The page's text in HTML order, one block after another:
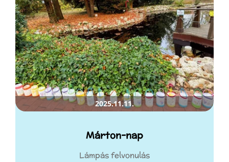
2025.11.11.
Márton-nap
Lámpás felvonulás